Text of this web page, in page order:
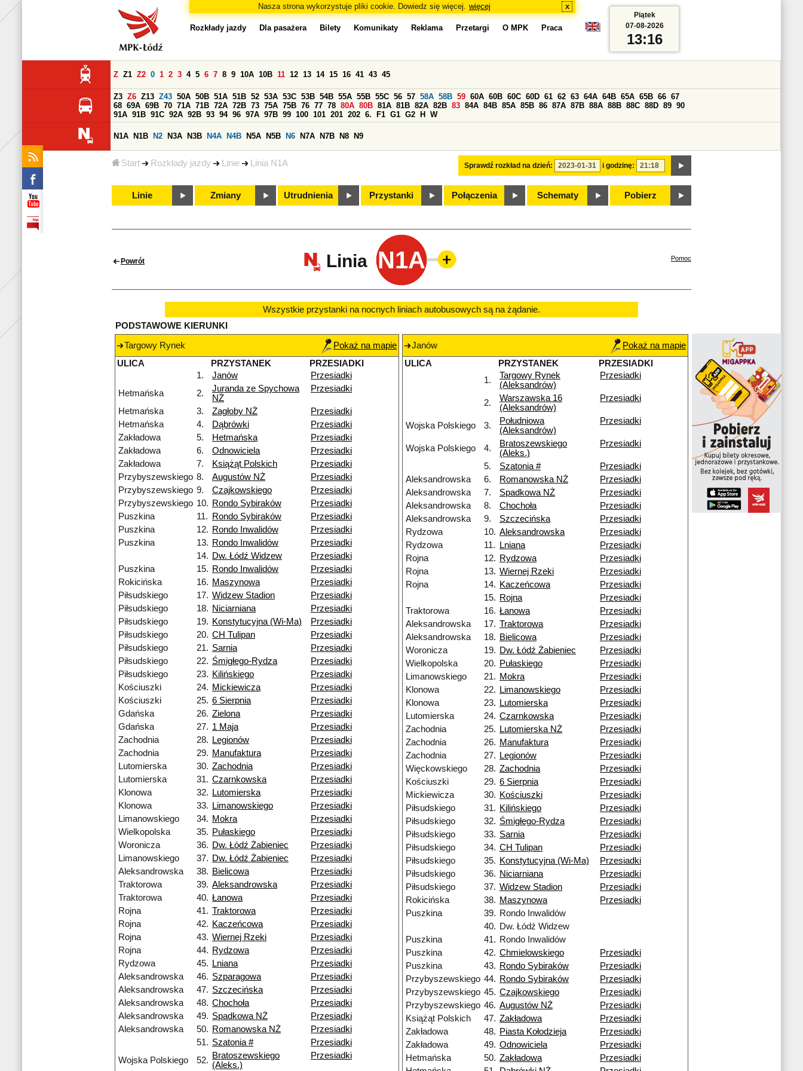
Nasza strona wykorzystuje pliki cookie. Dowiedz się więcej. więcej x
Start Rozkłady jazdy Linie Linia N1A
Rozkłady jazdy Dla pasażera Bilety Komunikaty Reklama Przetargi O MPK Praca
Sprawdź rozkład na dzień: i godzinę:
Z Z1 Z2 0 1 2 3 4 5 6 7 8 9 10A 10B 11 12 13 14 15 16 41 43 45
Z3 Z6 Z13 Z43 50A 50B 51A 51B 52 53A 53C 53B 54B 55A 55B 55C 56 57 58A 58B 59 60A 60B 60C 60D 61 62 63 64A 64B 65A 65B 66 67
68 69A 69B 70 71A 71B 72A 72B 73 75A 75B 76 77 78 80A 80B 81A 81B 82A 82B 83 84A 84B 85A 85B 86 87A 87B 88A 88B 88C 88D 89 90
91A 91B 91C 92A 92B 93 94 96 97A 97B 99 100 101 201 202 6. F1 G1 G2 H W
N1A N1B N2 N3A N3B N4A N4B N5A N5B N6 N7A N7B N8 N9
Linie Zmiany Utrudnienia Przystanki Połączenia Schematy Pobierz
Piątek
07-08-2026
13:16
Powrót Linia N1A Pomoc
Wszystkie przystanki na nocnych liniach autobusowych są na żądanie.
PODSTAWOWE KIERUNKI
Targowy Rynek
Pokaż na mapie
ULICA
PRZYSTANEK
PRZESIADKI
1.
Janów
Przesiadki
Hetmańska
2.
Juranda ze Spychowa
NŻ
Przesiadki
Hetmańska 3. Zagłoby NŻ
Przesiadki
Hetmańska
4. Dąbrówki
Przesiadki
Zakładowa
5. Hetmańska
Przesiadki
Zakładowa
6. Odnowiciela
Przesiadki
Zakładowa
7. Książąt Polskich
Przesiadki
Przybyszewskiego 8. Augustów NŻ
Przesiadki
Przybyszewskiego 9. Czajkowskiego
Przesiadki
Przybyszewskiego 10. Rondo Sybiraków
Przesiadki
Puszkina
11. Rondo Sybiraków
Przesiadki
Puszkina
12. Rondo Inwalidów
Przesiadki
Puszkina
13. Rondo Inwalidów
Przesiadki
14. Dw. Łódź Widzew
Przesiadki
Puszkina
15. Rondo Inwalidów
Przesiadki
Rokicińska
16. Maszynowa
Przesiadki
Piłsudskiego
17. Widzew Stadion
Przesiadki
Piłsudskiego
18. Niciarniana
Przesiadki
Piłsudskiego
19. Konstytucyjna (Wi-Ma)
Przesiadki
Piłsudskiego
20. CH Tulipan
Przesiadki
Piłsudskiego
21. Sarnia
Przesiadki
Piłsudskiego
22. Śmigłego-Rydza
Przesiadki
Piłsudskiego
23. Kilińskiego
Przesiadki
Kościuszki
24. Mickiewicza
Przesiadki
Kościuszki
25. 6 Sierpnia
Przesiadki
Gdańska
26. Zielona
Przesiadki
Gdańska
27. 1 Maja
Przesiadki
Zachodnia
28. Legionów
Przesiadki
Zachodnia
29. Manufaktura
Przesiadki
Lutomierska
30. Zachodnia
Przesiadki
Lutomierska
31. Czarnkowska
Przesiadki
Klonowa
32. Lutomierska
Przesiadki
Klonowa
33. Limanowskiego
Przesiadki
Limanowskiego
34. Mokra
Przesiadki
Wielkopolska
35. Pułaskiego
Przesiadki
Woronicza
36. Dw. Łódź Żabieniec
Przesiadki
Limanowskiego
37. Dw. Łódź Żabieniec
Przesiadki
Aleksandrowska
38. Bielicowa
Przesiadki
Traktorowa
39. Aleksandrowska
Przesiadki
Traktorowa
40. Łanowa
Przesiadki
Rojna
41. Traktorowa
Przesiadki
Rojna
42. Kaczeńcowa
Przesiadki
Rojna
43. Wiernej Rzeki
Przesiadki
Rojna
44. Rydzowa
Przesiadki
Rydzowa
45. Lniana
Przesiadki
Aleksandrowska
46. Szparagowa
Przesiadki
Aleksandrowska
47. Szczecińska
Przesiadki
Aleksandrowska
48. Chochoła
Przesiadki
Aleksandrowska
49. Spadkowa NŻ
Przesiadki
Aleksandrowska
50. Romanowska NŻ
Przesiadki
51. Szatonia #
Przesiadki
Wojska Polskiego
52. Bratoszewskiego
(Aleks.)
Przesiadki
Janów
Pokaż na mapie
ULICA
PRZYSTANEK
PRZESIADKI
1.
Targowy Rynek
(Aleksandrów)
Przesiadki
2.
Warszawska 16
(Aleksandrów)
Przesiadki
Wojska Polskiego 3.
Południowa
(Aleksandrów)
Przesiadki
Wojska Polskiego 4.
Bratoszewskiego
(Aleks.)
Przesiadki
5. Szatonia #
Przesiadki
Aleksandrowska
6. Romanowska NŻ
Przesiadki
Aleksandrowska
7. Spadkowa NŻ
Przesiadki
Aleksandrowska
8. Chochoła
Przesiadki
Aleksandrowska
9. Szczecińska
Przesiadki
Rydzowa
10. Aleksandrowska
Przesiadki
Rydzowa
11. Lniana
Przesiadki
Rojna
12. Rydzowa
Przesiadki
Rojna
13. Wiernej Rzeki
Przesiadki
Rojna
14. Kaczeńcowa
Przesiadki
15. Rojna
Przesiadki
Traktorowa
16. Łanowa
Przesiadki
Aleksandrowska
17. Traktorowa
Przesiadki
Aleksandrowska
18. Bielicowa
Przesiadki
Woronicza
19. Dw. Łódź Żabieniec
Przesiadki
Wielkopolska
20. Pułaskiego
Przesiadki
Limanowskiego
21. Mokra
Przesiadki
Klonowa
22. Limanowskiego
Przesiadki
Klonowa
23. Lutomierska
Przesiadki
Lutomierska
24. Czarnkowska
Przesiadki
Zachodnia
25. Lutomierska NŻ
Przesiadki
Zachodnia
26. Manufaktura
Przesiadki
Zachodnia
27. Legionów
Przesiadki
Więckowskiego
28. Zachodnia
Przesiadki
Kościuszki
29. 6 Sierpnia
Przesiadki
Mickiewicza
30. Kościuszki
Przesiadki
Piłsudskiego
31. Kilińskiego
Przesiadki
Piłsudskiego
32. Śmigłego-Rydza
Przesiadki
Piłsudskiego
33. Sarnia
Przesiadki
Piłsudskiego
34. CH Tulipan
Przesiadki
Piłsudskiego
35. Konstytucyjna (Wi-Ma)
Przesiadki
Piłsudskiego
36. Niciarniana
Przesiadki
Piłsudskiego
37. Widzew Stadion
Przesiadki
Rokicińska
38. Maszynowa
Przesiadki
Puszkina
39. Rondo Inwalidów
40. Dw. Łódź Widzew
Puszkina
41. Rondo Inwalidów
Puszkina
42. Chmielowskiego
Przesiadki
Puszkina
43. Rondo Sybiraków
Przesiadki
Przybyszewskiego 44. Rondo Sybiraków
Przesiadki
Przybyszewskiego 45. Czajkowskiego
Przesiadki
Przybyszewskiego 46. Augustów NŻ
Przesiadki
Książąt Polskich
47. Zakładowa
Przesiadki
Zakładowa
48. Piasta Kołodzieja
Przesiadki
Zakładowa
49. Odnowiciela
Przesiadki
Hetmańska
50. Zakładowa
Przesiadki